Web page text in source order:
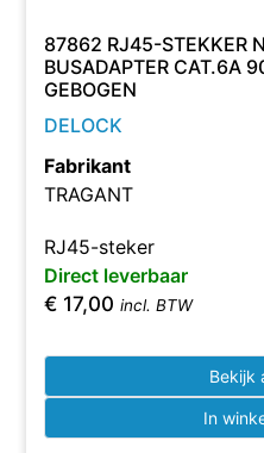
87862 RJ45-STEKKER
BUSADAPTER CAT.6A
GEBOGEN
DELOCK
Fabrikant
TRAGANT
RJ45-steker
Direct leverbaar
€ 17,00 incl. BTW
Bekijk
In